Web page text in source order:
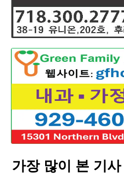
가장 많이 본 기사